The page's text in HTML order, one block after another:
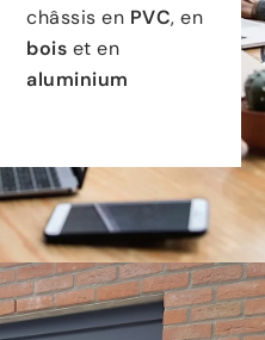
châssis en PVC, en
bois et en
aluminium